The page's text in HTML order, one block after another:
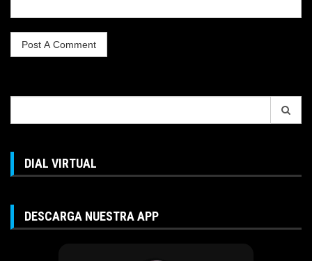
for:
DIAL VIRTUAL
DESCARGA NUESTRA APP